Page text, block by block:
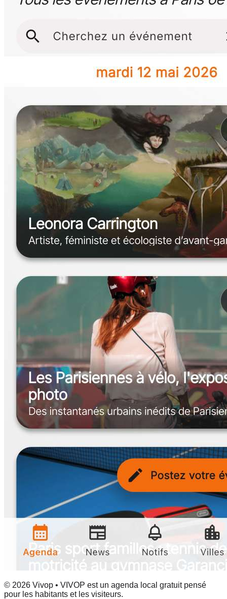
© 2026 Vivop • VIVOP est un agenda local gratuit pensé
pour les habitants et les visiteurs.